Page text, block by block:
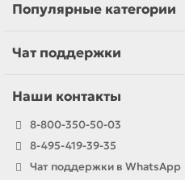
Популярные категории
Чат поддержки
Наши контакты
8-800-350-50-03
8-495-419-39-35
Чат поддержки в WhatsApp